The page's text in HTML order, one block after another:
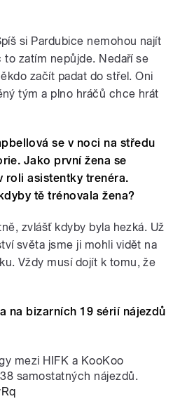
si Pardubice nemohou najít
to zatím nepůjde. Nedaří se
začít padat do střel. Oni
tým a plno hráčů chce hrát
se v noci na středu
Jako první žena se
roli asistentky trenéra.
tě trénovala žena?
zvlášť kdyby byla hezká. Už
světa jsme ji mohli vidět na
Vždy musí dojít k tomu, že
na bizarních 19 sérií nájezdů
mezi HIFK a KooKoo
samostatných nájezdů.